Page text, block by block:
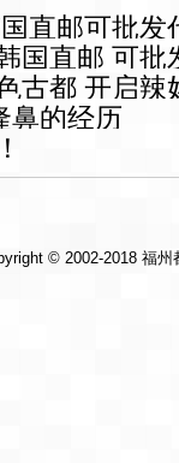
直邮可批发
国直邮 可批
古都 开启辣
鼻的经历
© 2002-2018 福州